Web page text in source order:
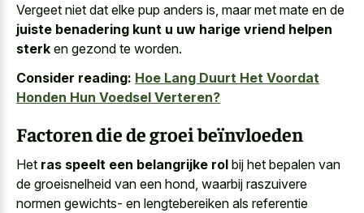
Vergeet niet dat elke pup anders is, maar met mate en de
juiste benadering kunt u uw harige vriend helpen
sterk en gezond te worden.
Consider reading: Hoe Lang Duurt Het Voordat
Honden Hun Voedsel Verteren?
Factoren die de groei beïnvloeden
Het ras speelt een belangrijke rol bij het bepalen van
de groeisnelheid van een hond, waarbij raszuivere
normen gewichts- en lengtebereiken als referentie